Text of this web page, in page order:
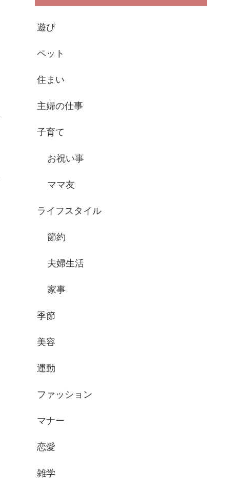
遊び
ペット
住まい
主婦の仕事
子育て
お祝い事
ママ友
ライフスタイル
節約
夫婦生活
家事
季節
美容
運動
ファッション
マナー
恋愛
雑学